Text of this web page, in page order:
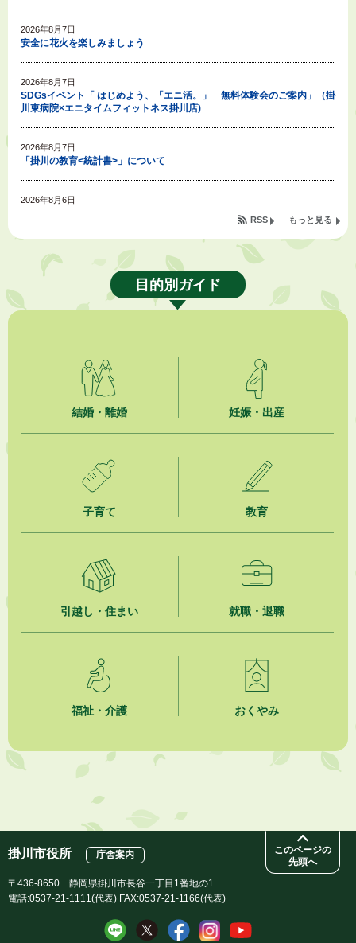
2026年8月7日
安全に花火を楽しみましょう
2026年8月7日
SDGsイベント「 はじめよう、「エニ活。」 無料体験会のご案内」（掛
川東病院×エニタイムフィットネス掛川店)
2026年8月7日
「掛川の教育<統計書>」について
2026年8月6日
令和８年度公民館等（大東北公民館、大須賀中央公民館）講座のお知らせ
2026年8月6日
熱中症対策「クーリングシェルター」の設置について
「お茶を知る・体験する講座」を開催します
2026年8月5日
掛川市広告入り窓口封筒無償提供者募集
市民の勇気ある応急手当に感謝状を贈呈しました
2026年8月4日
夏季休暇期間 開業医等診療予定
「水道カルテ」の公表について
もっと見る
RSS
目的別ガイド
結婚・離婚 妊娠・出産
子育て 教育
引越し・住まい 就職・退職
福祉・介護 おくやみ
このページの
先頭へ
掛川市役所 庁舎案内
〒436-8650 静岡県掛川市長谷一丁目1番地の1
電話:0537-21-1111(代表) FAX:0537-21-1166(代表)